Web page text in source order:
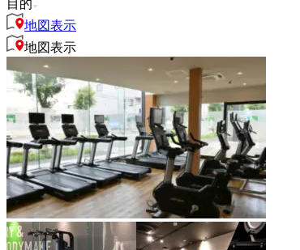
目的
地図表示
地図表示